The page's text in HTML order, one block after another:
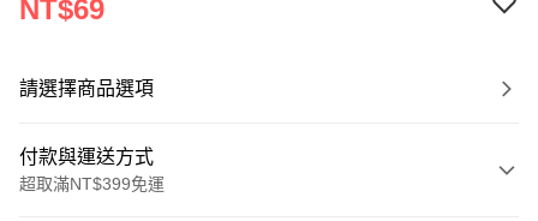
NT$69
請選擇商品選項
付款與運送方式
超取滿NT$399免運